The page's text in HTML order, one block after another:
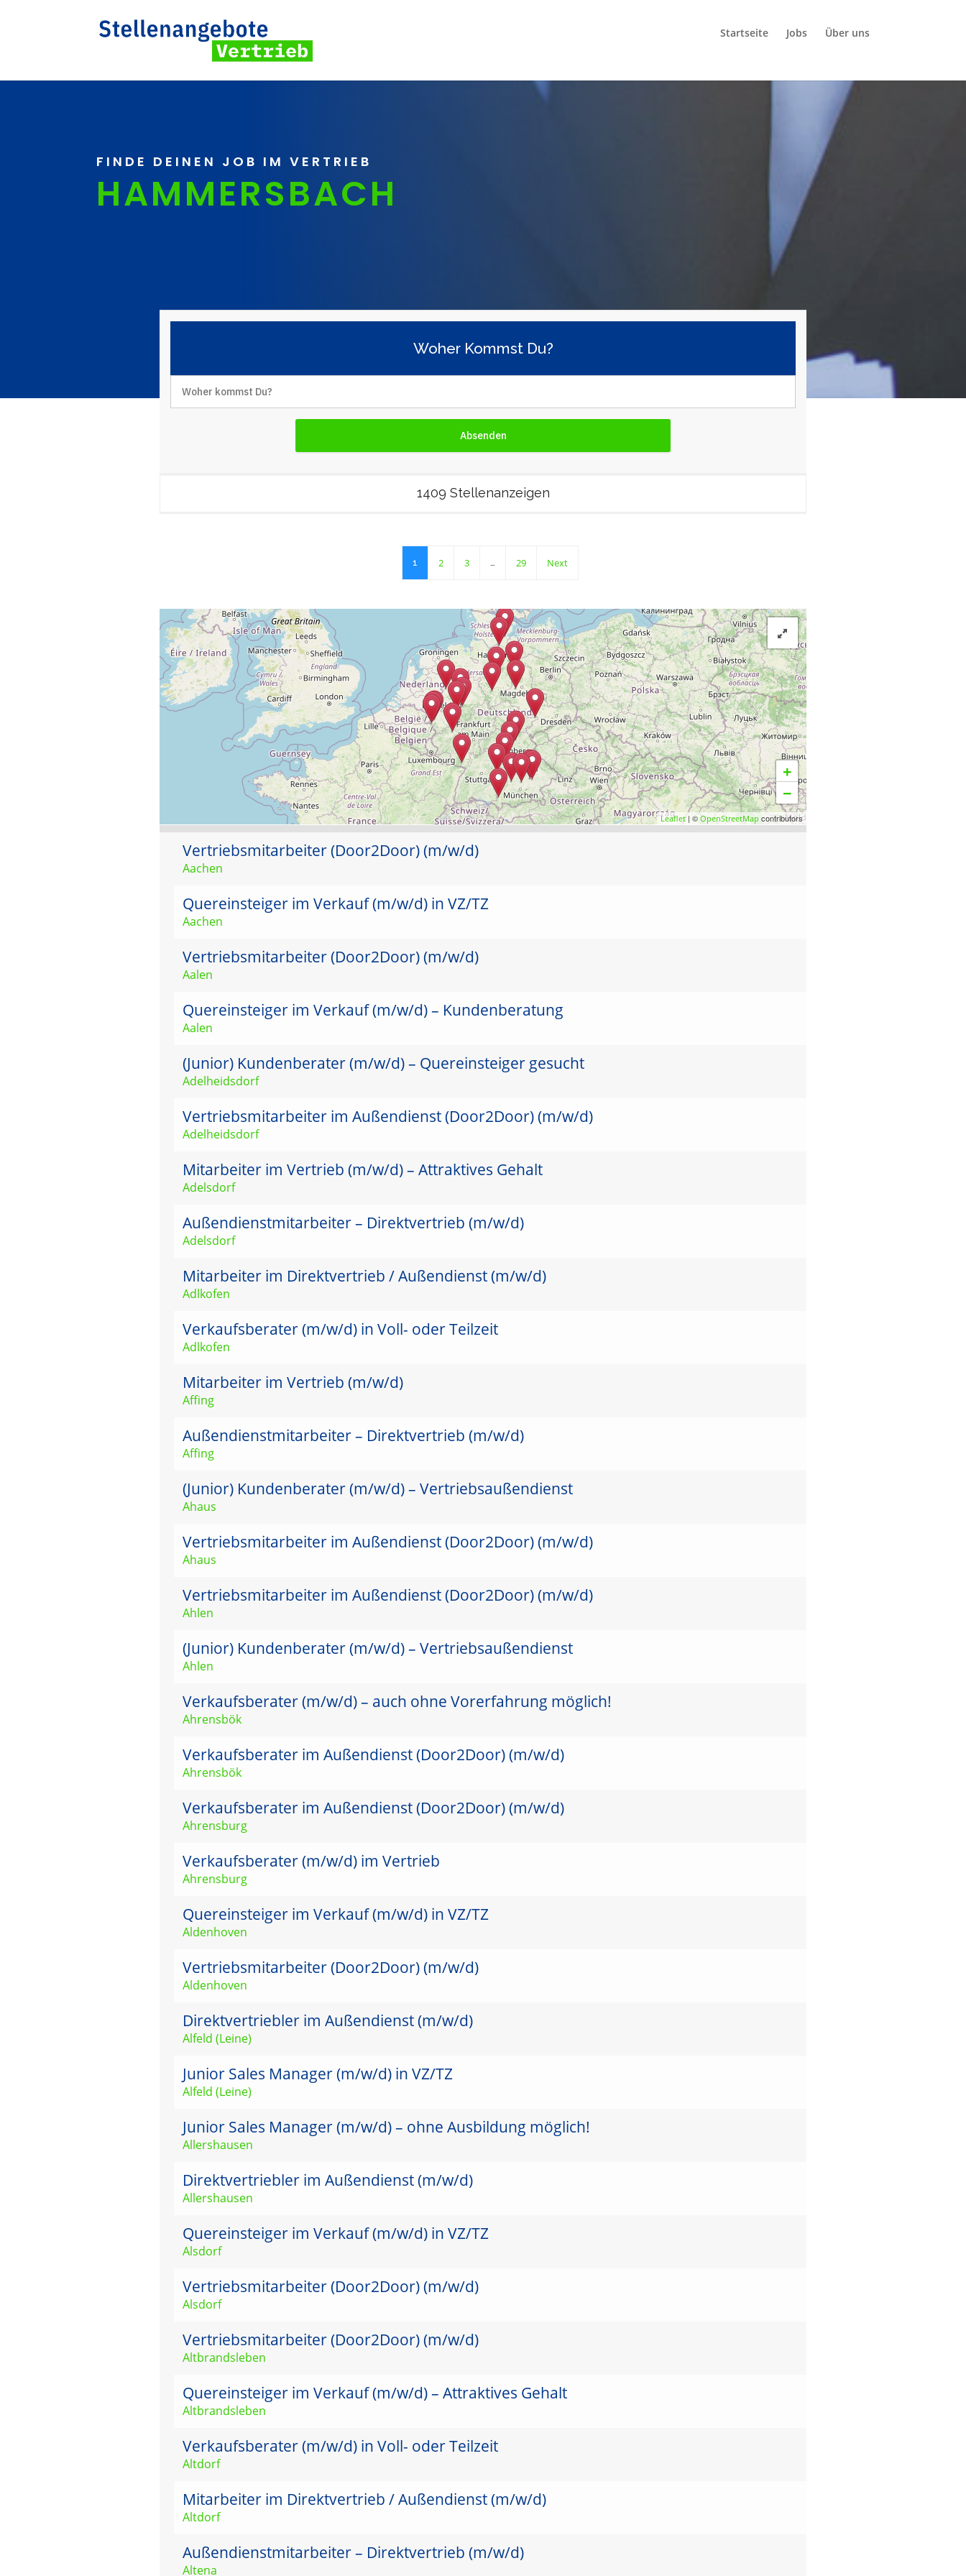
Startseite Jobs Über uns
FINDE DEINEN JOB IM VERTRIEB
HAMMERSBACH
Woher Kommst Du?
1409 Stellenanzeigen
1 2 3 29 Next
+
−
Leaflet | © OpenStreetMap contributors
Vertriebsmitarbeiter (Door2Door) (m/w/d)
Aachen
Quereinsteiger im Verkauf (m/w/d) in VZ/TZ
Aachen
Vertriebsmitarbeiter (Door2Door) (m/w/d)
Aalen
Quereinsteiger im Verkauf (m/w/d) – Kundenberatung
Aalen
(Junior) Kundenberater (m/w/d) – Quereinsteiger gesucht
Adelheidsdorf
Vertriebsmitarbeiter im Außendienst (Door2Door) (m/w/d)
Adelheidsdorf
Mitarbeiter im Vertrieb (m/w/d) – Attraktives Gehalt
Adelsdorf
Außendienstmitarbeiter – Direktvertrieb (m/w/d)
Adelsdorf
Mitarbeiter im Direktvertrieb / Außendienst (m/w/d)
Adlkofen
Verkaufsberater (m/w/d) in Voll- oder Teilzeit
Adlkofen
Mitarbeiter im Vertrieb (m/w/d)
Affing
Außendienstmitarbeiter – Direktvertrieb (m/w/d)
Affing
(Junior) Kundenberater (m/w/d) – Vertriebsaußendienst
Ahaus
Vertriebsmitarbeiter im Außendienst (Door2Door) (m/w/d)
Ahaus
Vertriebsmitarbeiter im Außendienst (Door2Door) (m/w/d)
Ahlen
(Junior) Kundenberater (m/w/d) – Vertriebsaußendienst
Ahlen
Verkaufsberater (m/w/d) – auch ohne Vorerfahrung möglich!
Ahrensbök
Verkaufsberater im Außendienst (Door2Door) (m/w/d)
Ahrensbök
Verkaufsberater im Außendienst (Door2Door) (m/w/d)
Ahrensburg
Verkaufsberater (m/w/d) im Vertrieb
Ahrensburg
Quereinsteiger im Verkauf (m/w/d) in VZ/TZ
Aldenhoven
Vertriebsmitarbeiter (Door2Door) (m/w/d)
Aldenhoven
Direktvertriebler im Außendienst (m/w/d)
Alfeld (Leine)
Junior Sales Manager (m/w/d) in VZ/TZ
Alfeld (Leine)
Junior Sales Manager (m/w/d) – ohne Ausbildung möglich!
Allershausen
Direktvertriebler im Außendienst (m/w/d)
Allershausen
Quereinsteiger im Verkauf (m/w/d) in VZ/TZ
Alsdorf
Vertriebsmitarbeiter (Door2Door) (m/w/d)
Alsdorf
Vertriebsmitarbeiter (Door2Door) (m/w/d)
Altbrandsleben
Quereinsteiger im Verkauf (m/w/d) – Attraktives Gehalt
Altbrandsleben
Verkaufsberater (m/w/d) in Voll- oder Teilzeit
Altdorf
Mitarbeiter im Direktvertrieb / Außendienst (m/w/d)
Altdorf
Außendienstmitarbeiter – Direktvertrieb (m/w/d)
Altena